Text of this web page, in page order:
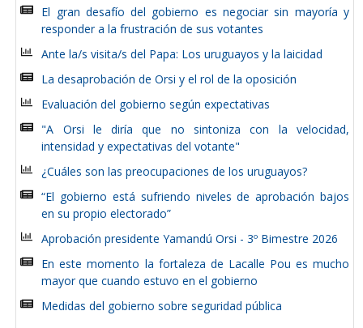
El gran desafío del gobierno es negociar sin mayoría y
responder a la frustración de sus votantes
Ante la/s visita/s del Papa: Los uruguayos y la laicidad
La desaprobación de Orsi y el rol de la oposición
Evaluación del gobierno según expectativas
"A Orsi le diría que no sintoniza con la velocidad,
intensidad y expectativas del votante"
¿Cuáles son las preocupaciones de los uruguayos?
“El gobierno está sufriendo niveles de aprobación bajos
en su propio electorado”
Aprobación presidente Yamandú Orsi - 3º Bimestre 2026
En este momento la fortaleza de Lacalle Pou es mucho
mayor que cuando estuvo en el gobierno
Medidas del gobierno sobre seguridad pública